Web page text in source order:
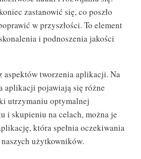
zastanowić się, co poszło
w przyszłości. To element
i podnoszenia jakości
aspektów tworzenia aplikacji. Na
aplikacji pojawiają się różne
utrzymaniu optymalnej
i skupieniu na celach, można je
która spełnia oczekiwania
użytkowników.